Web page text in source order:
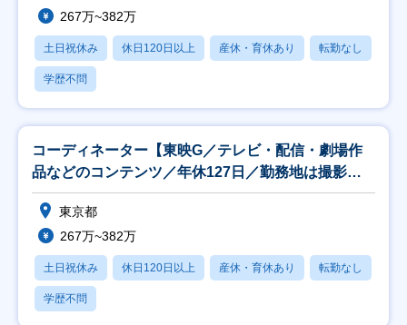
267万~382万
土日祝休み 休日120日以上 産休・育休あり 転勤なし
学歴不問
コーディネーター【東映G／テレビ・配信・劇場作
品などのコンテンツ／年休127日／勤務地は撮影所
内】
東京都
267万~382万
土日祝休み 休日120日以上 産休・育休あり 転勤なし
学歴不問